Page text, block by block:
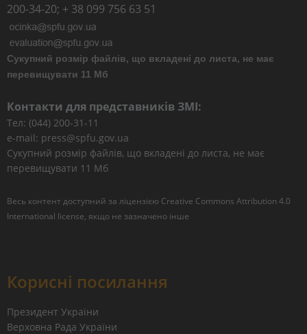
200-34-20; + 38 099 756 63 51
Сукупний розмір файлів, що вкладені до листа, не має
перевищувати 11 Мб
Контакти для представників ЗМІ:
Тел: (044) 200-31-11
e-mail: press@spfu.gov.ua
Сукупний розмір файлів, що вкладені до листа, не має
перевищувати 11 Мб
Весь контент доступний за ліцензією Creative Commons Attribution 4.0
International license, якщо не зазначено інше
Корисні посилання
Президент України
Верховна Рада України